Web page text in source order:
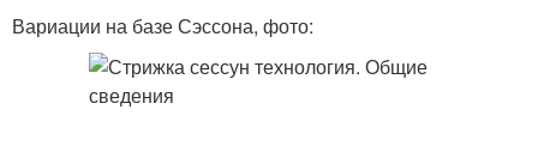
Вариации на базе Сэссона, фото: